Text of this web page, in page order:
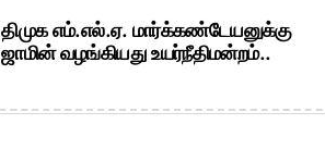
திமுக எம்.எல்.ஏ. மார்க்கண்டேயனுக்கு
ஜாமின் வழங்கியது உயர்நீதிமன்றம்..